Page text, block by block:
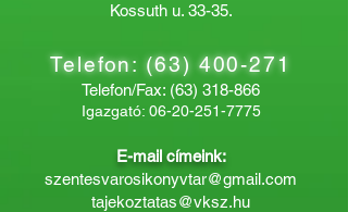
Kossuth u. 33-35.
Telefon:(63) 400-271
Telefon/Fax: (63) 318-866
Igazgató: 06-20-251-7775
E-mail címeink:
szentesvarosikonyvtar@gmail.com
tajekoztatas@vksz.hu